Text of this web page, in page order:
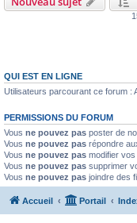
QUI EST EN LIGNE
Utilisateurs parcourant ce forum :
PERMISSIONS DU FORUM
Vous ne pouvez pas poster de
Vous ne pouvez pas répondre
Vous ne pouvez pas modifier
Vous ne pouvez pas supprimer
Vous ne pouvez pas joindre des
Accueil Portail